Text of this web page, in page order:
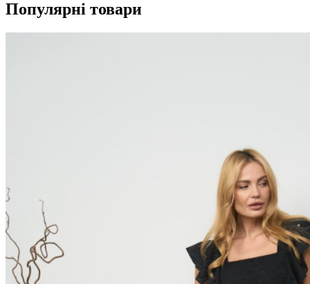
Популярні товари